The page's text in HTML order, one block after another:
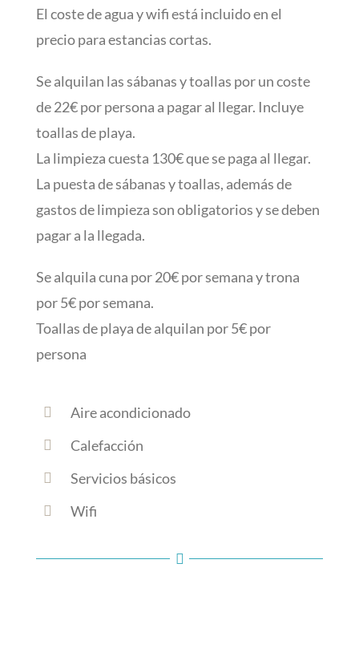
El coste de agua y wifi está incluido en el
precio para estancias cortas.
Se alquilan las sábanas y toallas por un coste
de 22€ por persona a pagar al llegar. Incluye
toallas de playa.
La limpieza cuesta 130€ que se paga al llegar.
La puesta de sábanas y toallas, además de
gastos de limpieza son obligatorios y se deben
pagar a la llegada.
Se alquila cuna por 20€ por semana y trona
por 5€ por semana.
Toallas de playa de alquilan por 5€ por
persona
Aire acondicionado
Calefacción
Servicios básicos
Wifi